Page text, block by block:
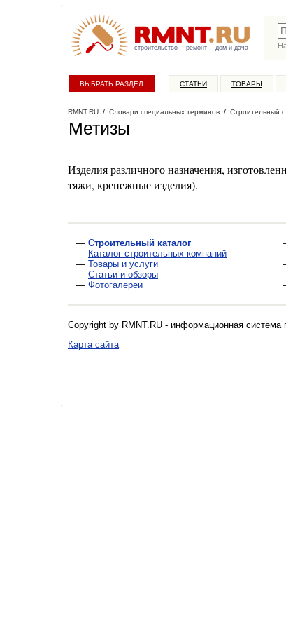
строительство ремонт дом и дача
ВЫБРАТЬ РАЗДЕЛ СТАТЬИ ТОВАРЫ
RMNT.RU / Словари специальных терминов / Строительный
Метизы
Изделия различного назначения,
тяжи, крепежные изделия).
— Строительный каталог
— Каталог строительных компаний
— Товары и услуги
— Статьи и обзоры
— Фотогалереи
Copyright by RMNT.RU - информационная система
Карта сайта